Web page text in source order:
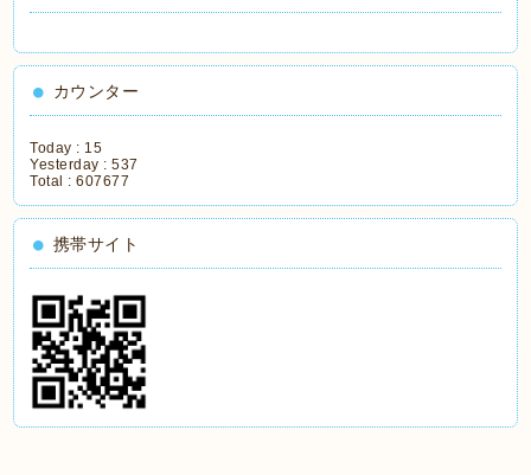
カウンター
Today : 15
Yesterday :537
Total :607677
携帯サイト